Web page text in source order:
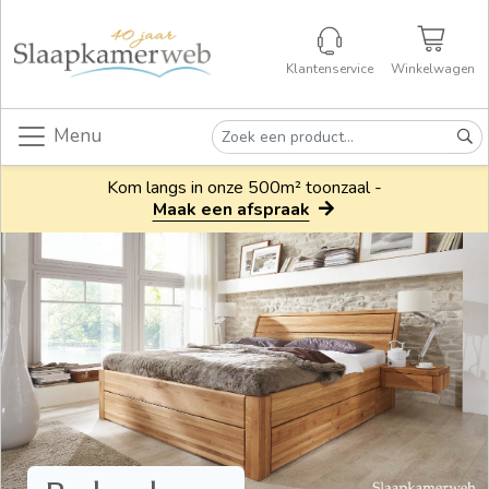
Klantenservice Winkelwagen
Menu
Kom langs in onze 500m² toonzaal -
Maak een afspraak